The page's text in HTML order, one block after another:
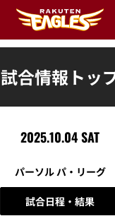
試合情報トッ
2025.10.04 SAT
パーソル パ・リーグ
試合日程・結果